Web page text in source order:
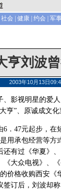
社会| 健康| 约会| 军
亨刘波
2003年10月13日
影视明星的爱人
亨”、原诚成文化
47元起步，在
用承包经营等
有过《华夏》
大众电视》、
价格收购西安《
签订后，刘波却